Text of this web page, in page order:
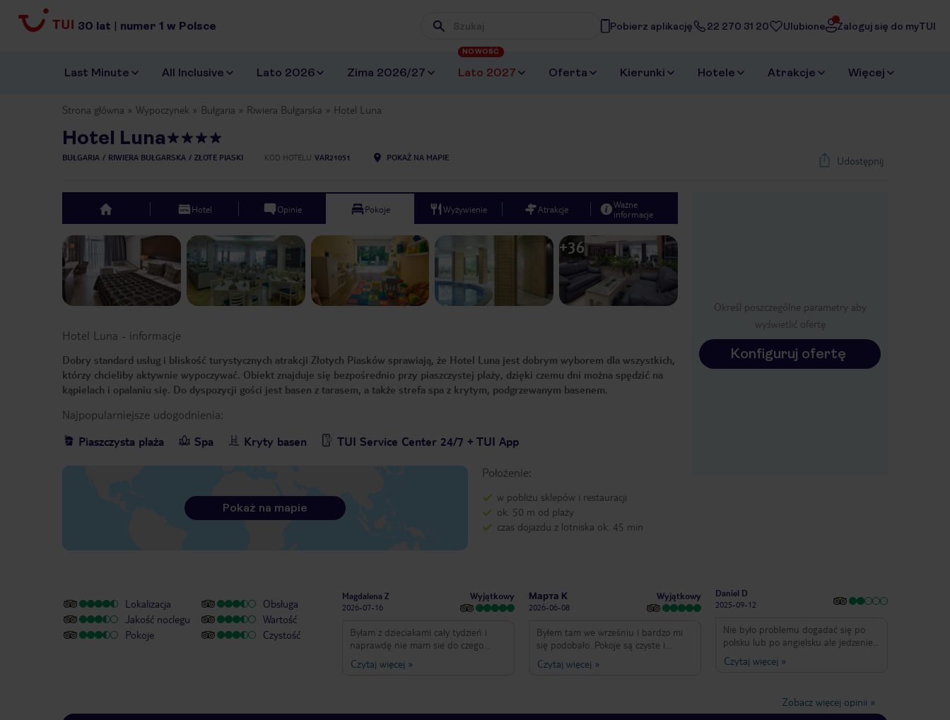
30 lat | numer 1 w Polsce Wpisz frazę, której szukasz
Pobierz aplikację 22 270 31 20 Ulubione Zaloguj się do myTUI
Last Minute All Inclusive Lato 2026 Zima 2026/27 Lato 2027
NOWOŚĆ
Oferta Kierunki Hotele Atrakcje Więcej
Strona główna Wypoczynek Bułgaria Riwiera Bułgarska Hotel Luna
Hotel Luna
BUŁGARIA RIWIERA BUŁGARSKA ZŁOTE PIASKI KOD HOTELU VAR21051 POKAŻ NA MAPIE Udostępnij
Określ poszczególne parametry aby
wyświetlić ofertę
Konfiguruj ofertę
top Hotel Opinie Pokoje Wyżywienie Atrakcje
Ważne
informacje
Previous slide Next slide
1/42
+36
Hotel Luna - informacje
Dobry standard usług i bliskość turystycznych atrakcji Złotych Piasków sprawiają, że Hotel Luna jest dobrym wyborem dla wszystkich,
którzy chcieliby aktywnie wypoczywać. Obiekt znajduje się bezpośrednio przy piaszczystej plaży, dzięki czemu dni można spędzić na
kąpielach i opalaniu się. Do dyspozycji gości jest basen z tarasem, a także strefa spa z krytym, podgrzewanym basenem.
Najpopularniejsze udogodnienia:
Piaszczysta plaża
Spa Kryty basen TUI Service Center 24/7 + TUI App
Położenie:
w pobliżu sklepów i restauracji
ok. 50 m od plaży
czas dojazdu z lotniska ok. 45 min
Pokaż na mapie
Lokalizacja
Jakość noclegu
Pokoje
Obsługa
Wartość
Czystość
Magdalena Z
2026-07-16
Wyjątkowy
Byłam z dzieciakami cały tydzień i
naprawdę nie mam sie do czego
doczepić. Hotel czysty, obsługa
pomocna...niektórzy mówią po polsku
Czytaj więcej »
Марта К
2026-06-08
Wyjątkowy
Byłem tam we wrześniu i bardzo mi
się podobało. Pokoje są czyste i
sprzątane codziennie, jedzenie jest
urozmaicone, duży wybór. Bardzo
Czytaj więcej »
Daniel D
2025-09-12
Nie było problemu dogadać się po
polsku lub po angielsku ale jedzenie
conajwyżej średnie, drinki
rozwodnione, a w wodzie(w tym
które pojechało 6 zachorowało i
Czytaj więcej »
Zobacz więcej opinii »